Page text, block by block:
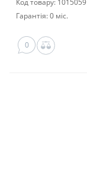
Код товару: 1015059
Гарантія: 0 міс.
0